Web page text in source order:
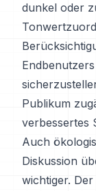
dunkel oder
Publikum
verbessertes
Auch
Diskussion
wichtiger.